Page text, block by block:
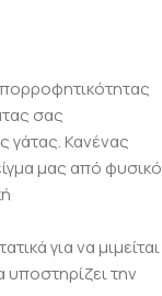
σας
γάτας. Κανένας
μας από φυσικό
για να μιμείται
υποστηρίζει την